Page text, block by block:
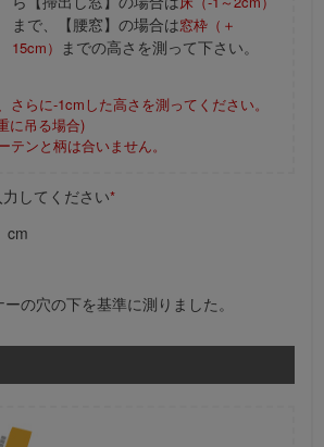
まで、【腰窓】の場合は窓枠（＋
15cm） までの高さを測って下さい。
さらに-1cmした高さを測ってください。
に吊る場合)
ンと柄は合いません。
してください*
cm
の穴の下を基準に測りました。